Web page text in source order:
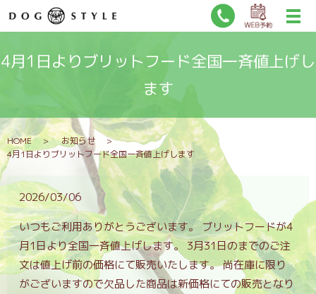
4月1日よりブリットフード全国一斉値上げし
ます
HOME
お知らせ
4月1日よりブリットフード全国一斉値上げします
2026/03/06
いつもご利用ありがとうございます。 ブリットフードが4
月1日より全国一斉値上げします。 3月31日のまでのご注
文は値上げ前の価格にて販売いたします。 尚在庫に限り
がございますので欠品した商品は新価格にての販売となり